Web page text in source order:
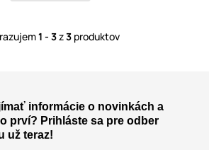
1 - 3z3produktov
informácie o novinkách a
prví? Prihláste sa pre odber
už teraz!